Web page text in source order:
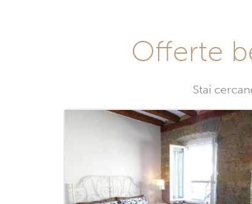
Offerte
Stai